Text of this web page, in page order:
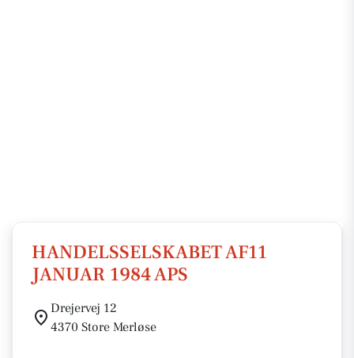
HANDELSSELSKABET AF11
JANUAR 1984 APS
Drejervej 12
4370 Store Merløse